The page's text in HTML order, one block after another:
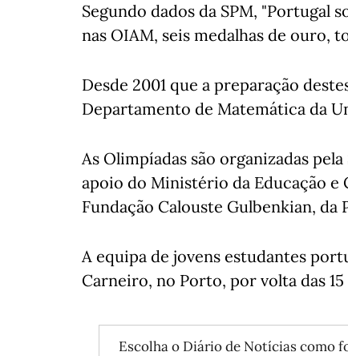
Segundo dados da SPM, "Portugal
nas OIAM, seis medalhas de ouro,
Desde 2001 que a preparação
Departamento de Matemática da
As Olimpíadas são organizadas
apoio do Ministério da Educação e
Fundação Calouste Gulbenkian, da
A equipa de jovens estudantes
Carneiro, no Porto, por volta das 15
Escolha o Diário de Notícias como